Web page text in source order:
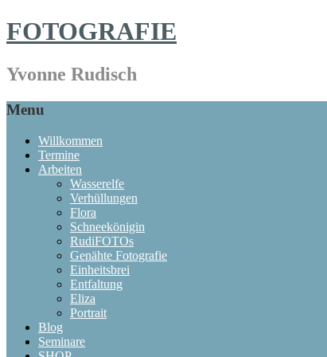
FOTOGRAFIE
Yvonne Rudisch
Menu
Willkommen
Termine
Arbeiten
Wasserelfe
Verhüllungen
Flora
Schneekönigin
RudiFOTOs
Genähte Fotografie
Einheitsbrei
Entfaltung
Eliza
Portrait
Blog
Seminare